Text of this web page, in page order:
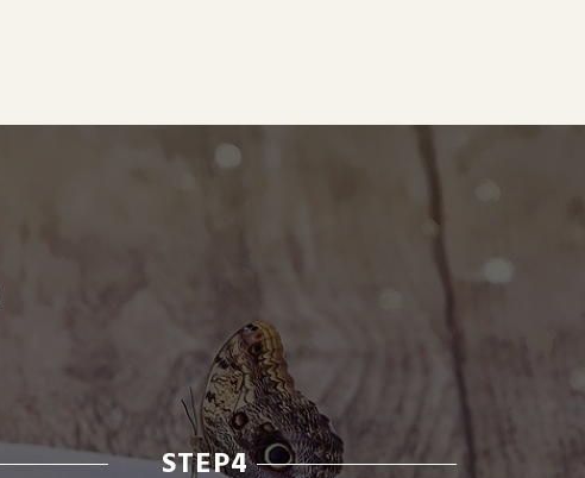
STEP4